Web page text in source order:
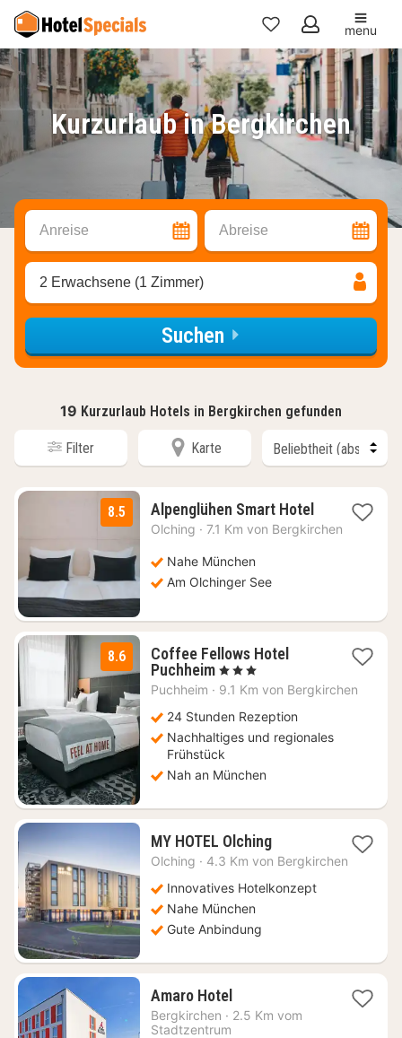
Meine
Favoriten
menu
Kurzurlaub in Bergkirchen
Anreise Abreise
2 Erwachsene (1 Zimmer)
Suchen
19 Kurzurlaub Hotels in Bergkirchen gefunden
Filter Karte
8.5 Alpenglühen Smart Hotel2
Nächte
Olching · 7.1 Km von Bergkirchen
Nahe München
Am Olchinger See
8.6
Coffee Fellows Hotel
Puchheim2
Nächte
69
€
, 3 Sterne
Puchheim · 9.1 Km von Bergkirchen
24 Stunden Rezeption
Nachhaltiges und regionales
Frühstück
Nah an München
MY HOTEL Olching1
Nacht
97
Olching · 4.3 Km von Bergkirchen
Innovatives Hotelkonzept
Nahe München
Gute Anbindung
Amaro Hotel1
Nacht
Bergkirchen · 2.5 Km vom
Stadtzentrum